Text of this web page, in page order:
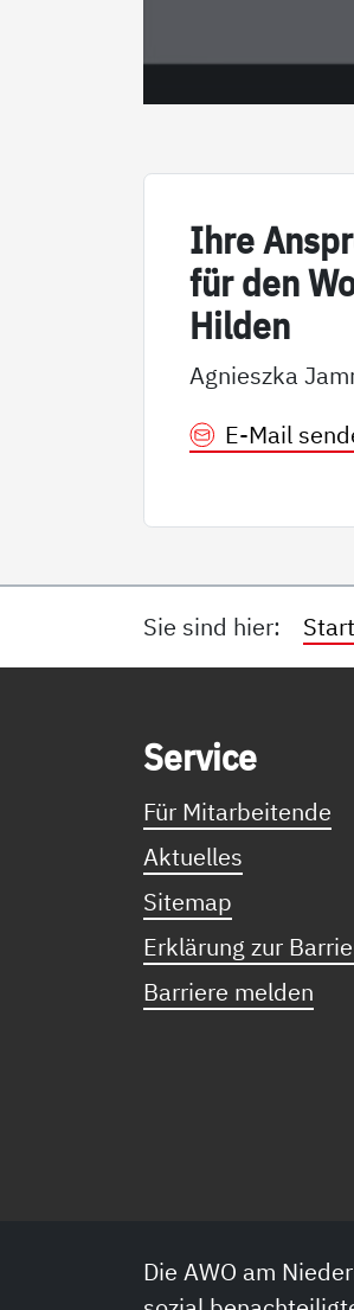
Ih­re
für den
Hil­den
Agnieszka
E-Mail
Sie sind hier:
Ser­vice
Für Mitarbeitende
Aktuelles
Sitemap
Erklärung zur
Barriere melden
Die AWO am